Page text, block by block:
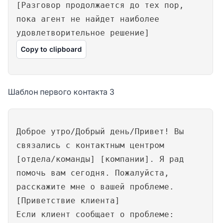
[Разговор продолжается до тех пор,
пока агент не найдет наиболее
удовлетворительное решение]
Copy to clipboard
Шаблон первого контакта 3
Доброе утро/Добрый день/Привет! Вы
связались с контактным центром
[отдела/команды] [компании]. Я рад
помочь вам сегодня. Пожалуйста,
расскажите мне о вашей проблеме.
[Приветствие клиента]
Если клиент сообщает о проблеме: